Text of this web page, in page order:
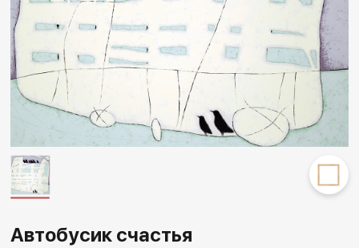
О нас Услуги
События Контакты
Другие проекты
Rakov
baget
Rakov
special
Автобусик счастья